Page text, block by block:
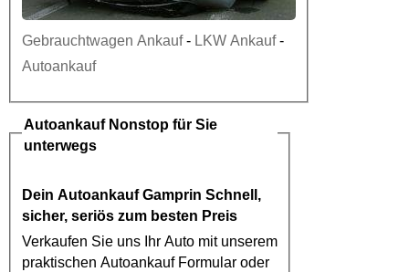
Gebrauchtwagen Ankauf- LKW Ankauf-
Autoankauf
AutoankaufNonstop für Sie
unterwegs
Dein Autoankauf Gamprin Schnell,
sicher, seriös zum besten Preis
Verkaufen Sie uns Ihr Auto mit unserem
praktischen AutoankaufFormular oder